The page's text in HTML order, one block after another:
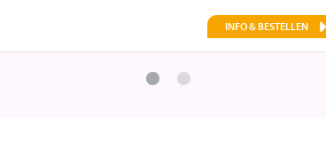
INFO & BESTELLEN